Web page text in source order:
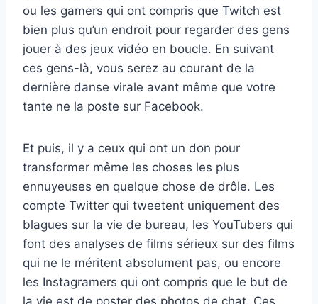
ou les gamers qui ont compris que Twitch est
bien plus qu’un endroit pour regarder des gens
jouer à des jeux vidéo en boucle. En suivant
ces gens-là, vous serez au courant de la
dernière danse virale avant même que votre
tante ne la poste sur Facebook.
Et puis, il y a ceux qui ont un don pour
transformer même les choses les plus
ennuyeuses en quelque chose de drôle. Les
compte Twitter qui tweetent uniquement des
blagues sur la vie de bureau, les YouTubers qui
font des analyses de films sérieux sur des films
qui ne le méritent absolument pas, ou encore
les Instagramers qui ont compris que le but de